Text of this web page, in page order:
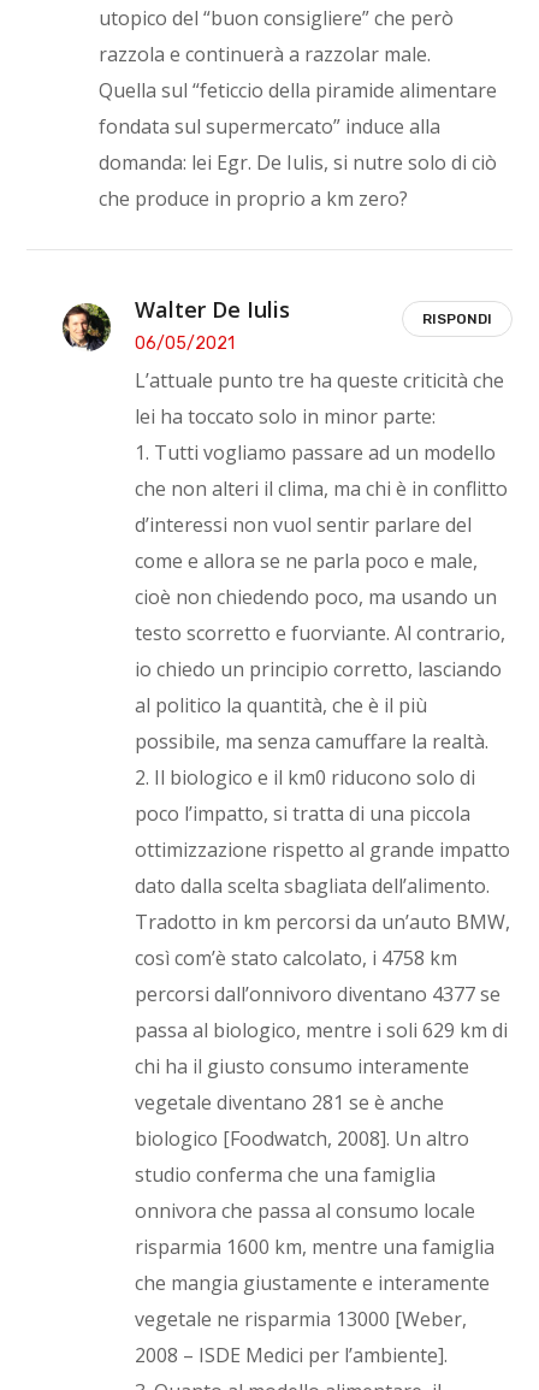
utopico del “buon consigliere” che però
razzola e continuerà a razzolar male.
Quella sul “feticcio della piramide alimentare
fondata sul supermercato” induce alla
domanda: lei Egr. De Iulis, si nutre solo di ciò
che produce in proprio a km zero?
Walter De Iulis
06/05/2021
L’attuale punto tre ha queste criticità che
lei ha toccato solo in minor parte:
1. Tutti vogliamo passare ad un modello
che non alteri il clima, ma chi è in conflitto
d’interessi non vuol sentir parlare del
come e allora se ne parla poco e male,
cioè non chiedendo poco, ma usando un
testo scorretto e fuorviante. Al contrario,
io chiedo un principio corretto, lasciando
al politico la quantità, che è il più
possibile, ma senza camuffare la realtà.
2. Il biologico e il km0 riducono solo di
poco l’impatto, si tratta di una piccola
ottimizzazione rispetto al grande impatto
dato dalla scelta sbagliata dell’alimento.
Tradotto in km percorsi da un’auto BMW,
così com’è stato calcolato, i 4758 km
percorsi dall’onnivoro diventano 4377 se
passa al biologico, mentre i soli 629 km di
chi ha il giusto consumo interamente
vegetale diventano 281 se è anche
biologico [Foodwatch, 2008]. Un altro
studio conferma che una famiglia
onnivora che passa al consumo locale
risparmia 1600 km, mentre una famiglia
che mangia giustamente e interamente
vegetale ne risparmia 13000 [Weber,
2008 – ISDE Medici per l’ambiente].
RISPONDI